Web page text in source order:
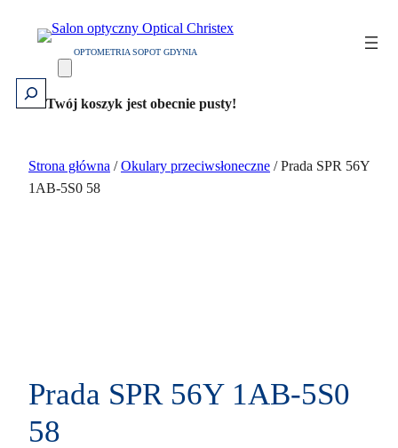
OPTOMETRIA SOPOT GDYNIA
Szukaj
Twój koszyk jest obecnie pusty!
Strona główna /Okulary przeciwsłoneczne / Prada SPR 56Y
1AB-5S0 58
Prada SPR 56Y 1AB-5S0
58